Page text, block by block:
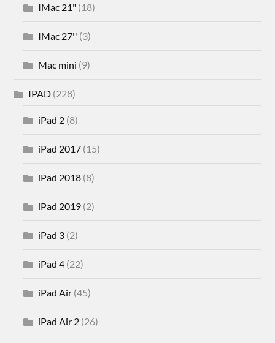
IMac 21" (18)
IMac 27'' (3)
Mac mini (9)
IPAD (228)
iPad 2 (8)
iPad 2017 (15)
iPad 2018 (8)
iPad 2019 (2)
iPad 3 (2)
iPad 4 (22)
iPad Air (45)
iPad Air 2 (26)